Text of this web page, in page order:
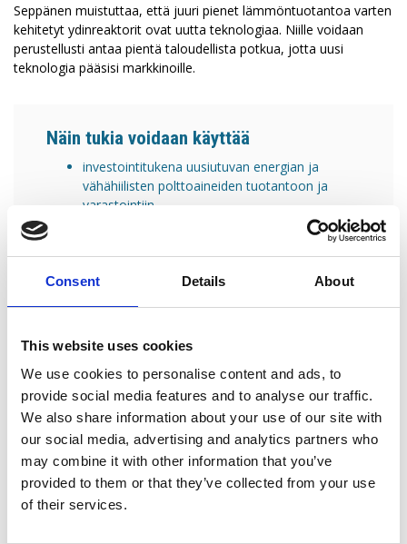
Consent Details About
This website uses cookies
We use cookies to personalise content and ads, to
provide social media features and to analyse our traffic.
We also share information about your use of our site with
our social media, advertising and analytics partners who
may combine it with other information that you’ve
provided to them or that they’ve collected from your use
of their services.
Seppänen muistuttaa, että juuri pienet lämmöntuotantoa varten
kehitetyt ydinreaktorit ovat uutta teknologiaa. Niille voidaan
perustellusti antaa pientä taloudellista potkua, jotta uusi
teknologia pääsisi markkinoille.
Näin tukia voidaan käyttää
investointitukena uusiutuvan energian ja
vähähiilisten polttoaineiden tuotantoon ja
varastointiin
erilaisina hintatukijärjestelminä ja väliaikaisina
energiaintensiivisille teollisuudenaloille
tukina fossiilisen jouston mekanismien tai
edistäminen, kasvihuonekaasupäästöjen
pienentäminen
hiilidioksidin talteenoton edistäminen ja vedyn
hyödyntäminen
puhtaiden teknologioiden käytön lisääminen
riskien vähentäminen silloin, kun investoinnit
kohdistuvat uusiutuvaan energiaan,
teollisuuden vähähiilistämiseen tai puhtaan
teknologian tuotantokapasiteetin lisäämiseen